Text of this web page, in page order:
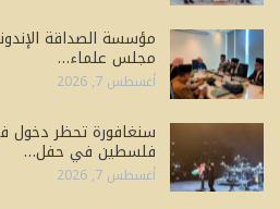
مؤسسة الصداقة
مجلس علماء…
أغسطس 7, 2026
سنغافورة تحظر دخول
فلسطين في حفل…
أغسطس 7, 2026